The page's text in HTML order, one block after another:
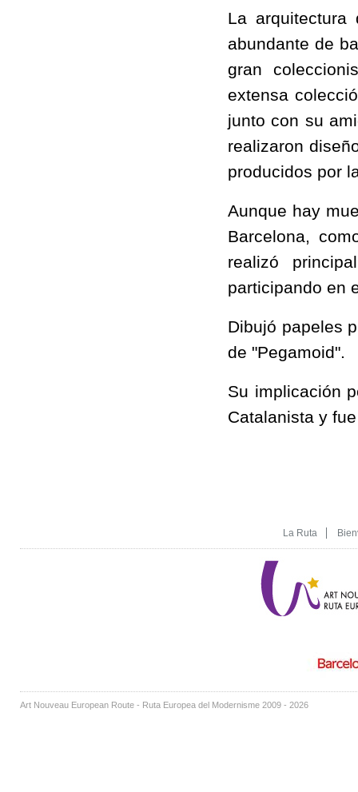
La
abundante de
gran
extensa
junto con su
realizaron
producidos por
Aunque hay
Barcelona,
realizó
participando en
Dibujó papeles
de "Pegamoid".
Su implicación
Catalanista y
La Ruta
Art Nouveau European Route - Ruta Europea del Modernisme 2009 - 2026